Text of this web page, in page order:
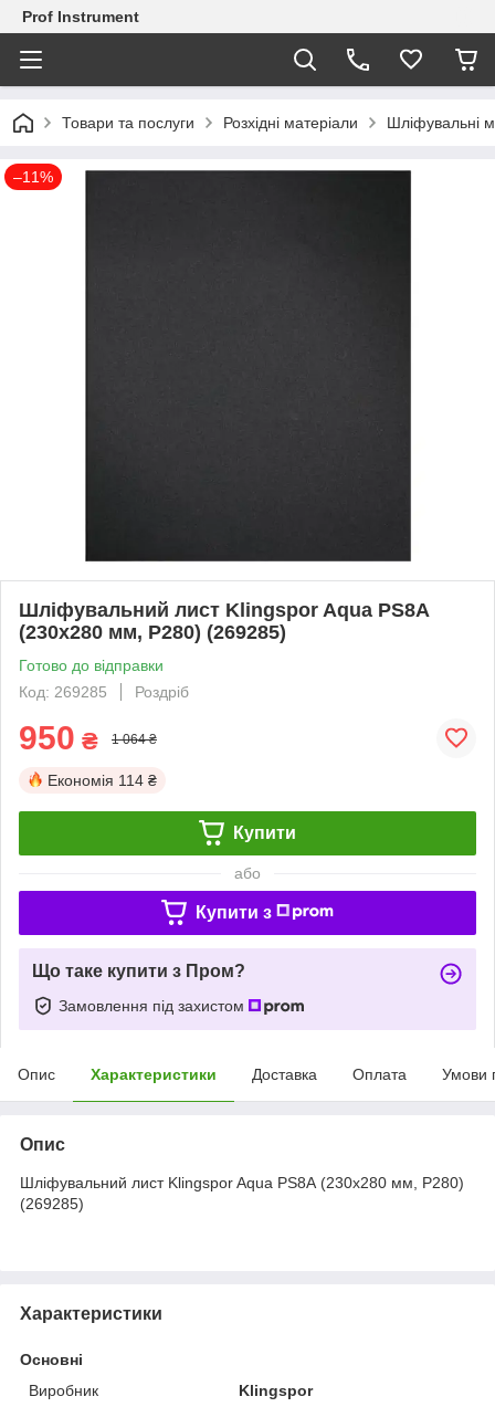
Prof Instrument
Товари та послуги Розхідні матеріали Шліфувальні
–11%
Шліфувальний лист Klingspor Aqua PS8А
(230х280 мм, P280) (269285)
Готово до відправки
Код: 269285
Роздріб
950 ₴ 1 064 ₴
Економія 114 ₴
Купити
або
Купити з
Що таке купити з Пром?
Замовлення під захистом
Опис Характеристики Доставка Оплата Умови
Опис
Шліфувальний лист Klingspor Aqua PS8А (230х280 мм, P280)
(269285)
Характеристики
Основні
Виробник
Klingspor